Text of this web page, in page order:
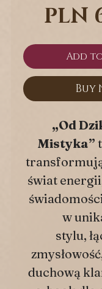
PLN
Add
Buy
„Od
Mistyka”
świat
w
stylu,
duchową